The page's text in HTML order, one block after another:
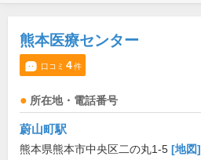
熊本医療センター
口コミ 4件
所在地・電話番号
蔚山町駅
熊本県熊本市中央区二の丸1-5 [地図]